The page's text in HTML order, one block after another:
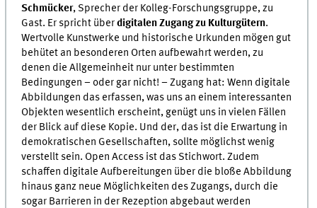
Schmücker, Sprecher der Kolleg-Forschungsgruppe, zu
Gast. Er spricht überdigitalen Zugang zu Kulturgütern.
Wertvolle Kunstwerke und historische Urkunden mögen gut
behütet an besonderen Orten aufbewahrt werden, zu
denen die Allgemeinheit nur unter bestimmten
Bedingungen – oder gar nicht! – Zugang hat: Wenn digitale
Abbildungen das erfassen, was uns an einem interessanten
Objekten wesentlich erscheint, genügt uns in vielen Fällen
der Blick auf diese Kopie. Und der, das ist die Erwartung in
demokratischen Gesellschaften, sollte möglichst wenig
verstellt sein. Open Access ist das Stichwort. Zudem
schaffen digitale Aufbereitungen über die bloße Abbildung
hinaus ganz neue Möglichkeiten des Zugangs, durch die
sogar Barrieren in der Rezeption abgebaut werden